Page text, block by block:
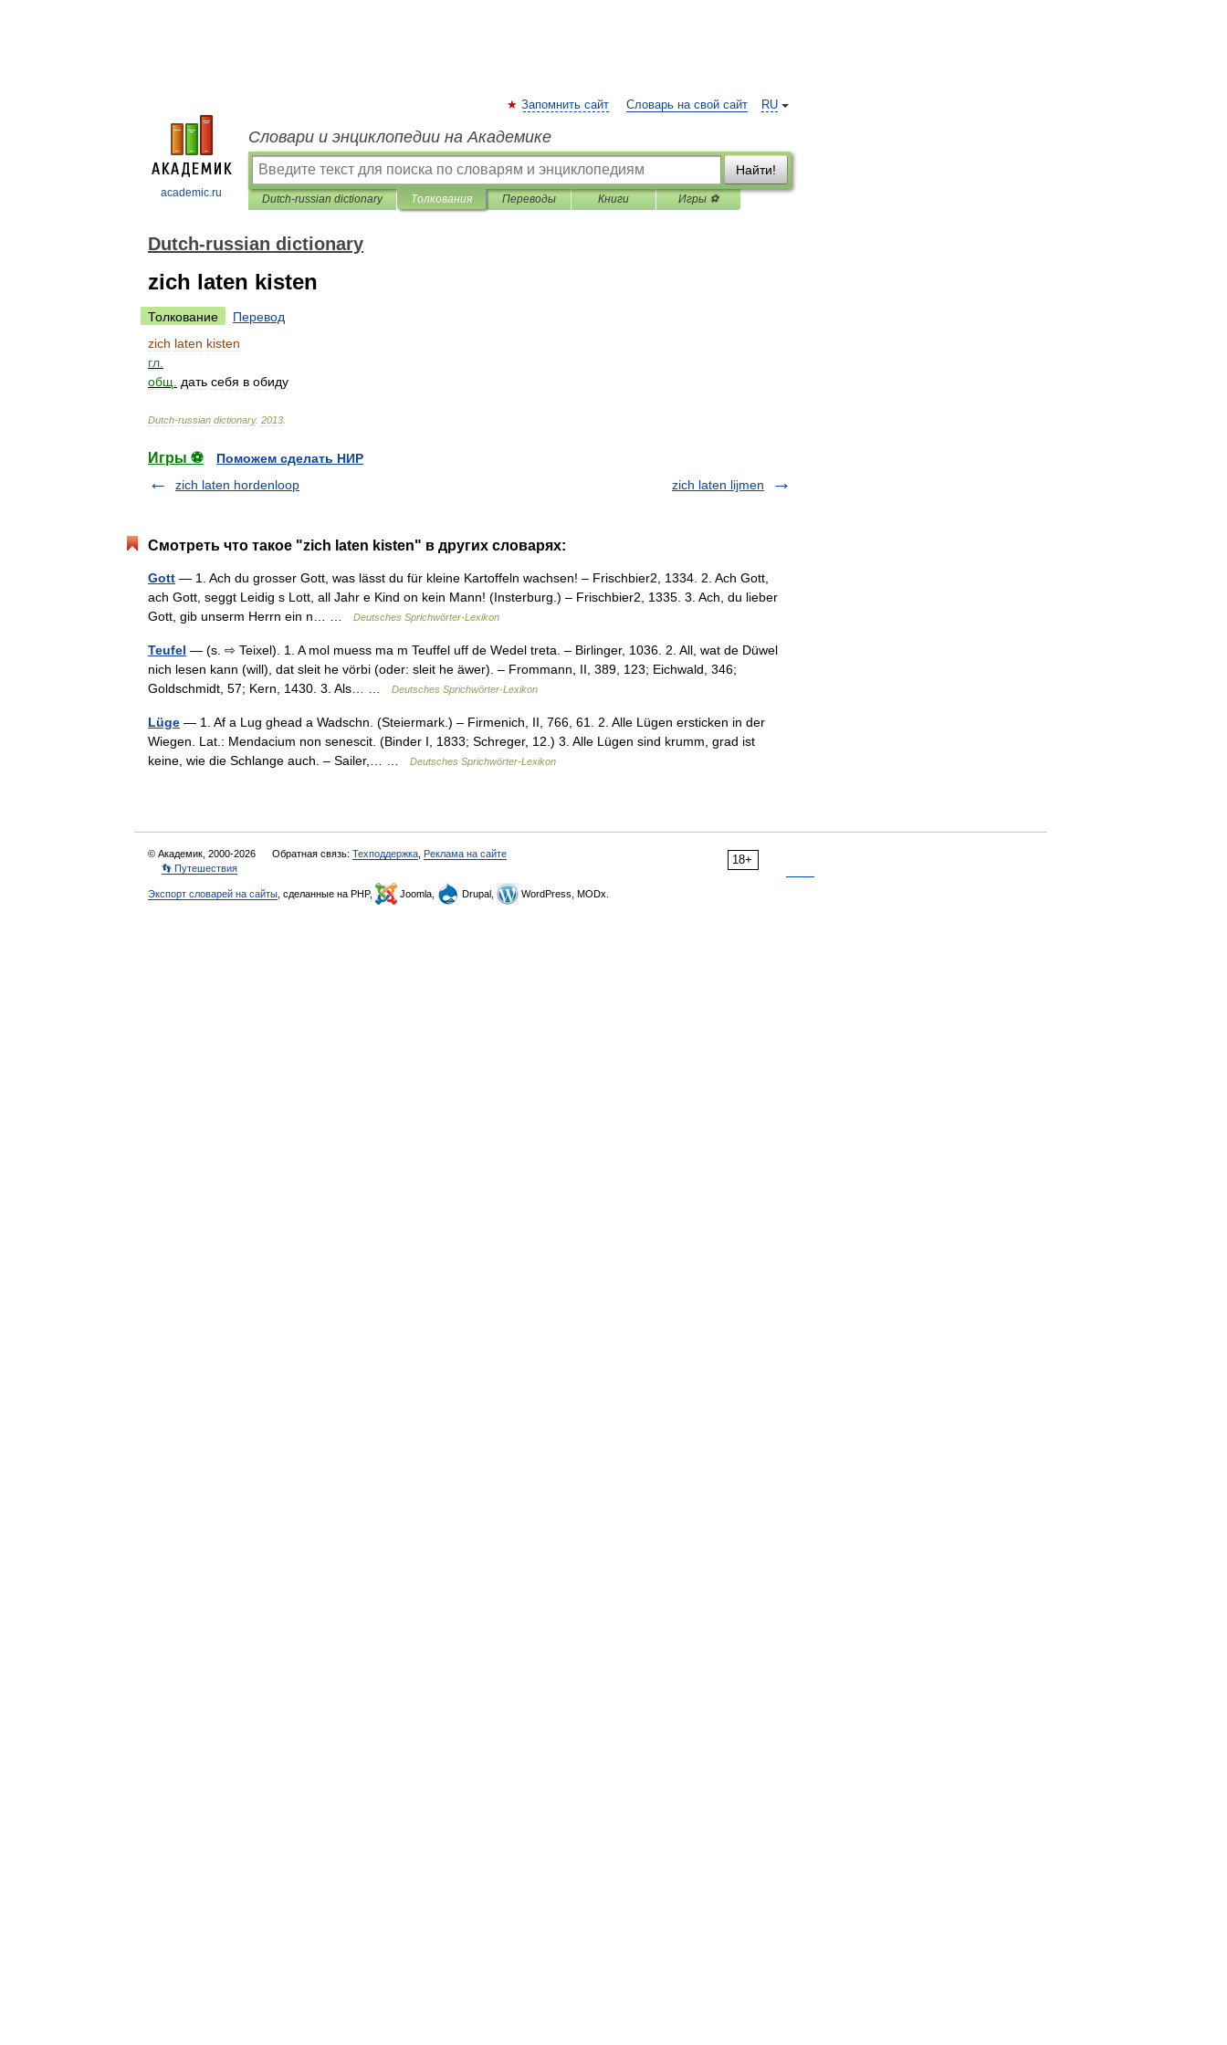
academic.ru
RU
Запомнить сайт Словарь на свой сайт
Словари и энциклопедии на Академике
Найти!
Dutch-russian dictionary Толкования Переводы Книги Игры ⚽
Dutch-russian dictionary
zich laten kisten
Толкование
Перевод
zich laten kisten
гл
общ
дать себя в обиду
Dutch-russian dictionary. 2013
Игры ⚽
Поможем сделать НИР
zich laten hordenloop
zich laten lijmen
Смотреть что такое "zich laten kisten" в других словарях:
Gott — 1. Ach du grosser Gott, was lässt du für kleine Kartoffeln wachsen! – Frischbier2, 1334. 2. Ach Gott,
ach Gott, seggt Leidig s Lott, all Jahr e Kind on kein Mann! (Insterburg.) – Frischbier2, 1335. 3. Ach, du lieber
Gott, gib unserm Herrn ein n… …
Deutsches Sprichwörter-Lexikon
Teufel — (s. ⇨ Teixel). 1. A mol muess ma m Teuffel uff de Wedel treta. – Birlinger, 1036. 2. All, wat de Düwel
nich lesen kann (will), dat sleit he vörbi (oder: sleit he äwer). – Frommann, II, 389, 123; Eichwald, 346;
Goldschmidt, 57; Kern, 1430. 3. Als… …
Deutsches Sprichwörter-Lexikon
Lüge — 1. Af a Lug ghead a Wadschn. (Steiermark.) – Firmenich, II, 766, 61. 2. Alle Lügen ersticken in der
Wiegen. Lat.: Mendacium non senescit. (Binder I, 1833; Schreger, 12.) 3. Alle Lügen sind krumm, grad ist
keine, wie die Schlange auch. – Sailer,… …
Deutsches Sprichwörter-Lexikon
18+
© Академик, 2000-2026 Обратная связь: Техподдержка Реклама на сайте
👣 Путешествия
Экспорт словарей на сайты , сделанные на PHP, Joomla, Drupal, WordPress, MODx.